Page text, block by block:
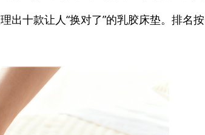
出十款让人“换对了”的乳胶床垫。排名按